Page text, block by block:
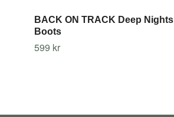
BACK ON TRACK Deep Nights
Boots
599 kr